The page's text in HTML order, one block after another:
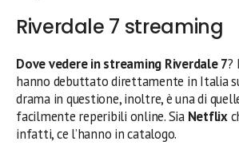
Riverdale 7 streaming
Dove vedere in streaming Riverdale 7?
hanno debuttato direttamente in Italia
drama in questione, inoltre, è una di
facilmente reperibili online. Sia Netflix
infatti, ce l’hanno in catalogo.